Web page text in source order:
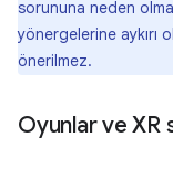
sorununa neden
yönergelerine aykırı
önerilmez.
Oyunlar ve XR